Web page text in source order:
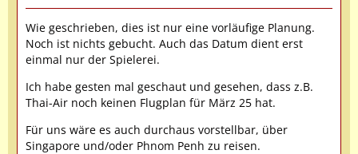
Wie geschrieben, dies ist nur eine vorläufige Planung.
Noch ist nichts gebucht. Auch das Datum dient erst
einmal nur der Spielerei.
Ich habe gesten mal geschaut und gesehen, dass z.B.
Thai-Air noch keinen Flugplan für März 25 hat.
Für uns wäre es auch durchaus vorstellbar, über
Singapore und/oder Phnom Penh zu reisen.